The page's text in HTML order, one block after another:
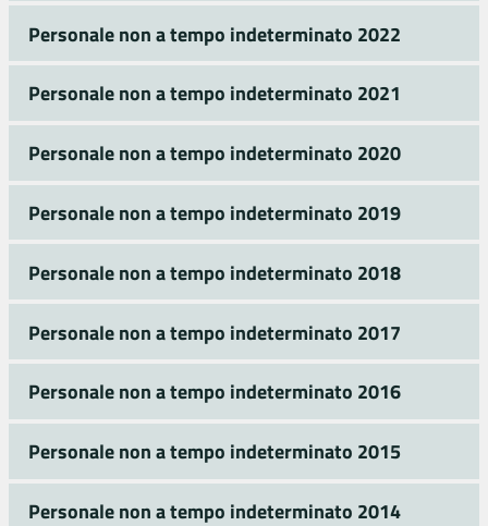
Personale non a tempo indeterminato 2022
Personale non a tempo indeterminato 2021
Personale non a tempo indeterminato 2020
Personale non a tempo indeterminato 2019
Personale non a tempo indeterminato 2018
Personale non a tempo indeterminato 2017
Personale non a tempo indeterminato 2016
Personale non a tempo indeterminato 2015
Personale non a tempo indeterminato 2014